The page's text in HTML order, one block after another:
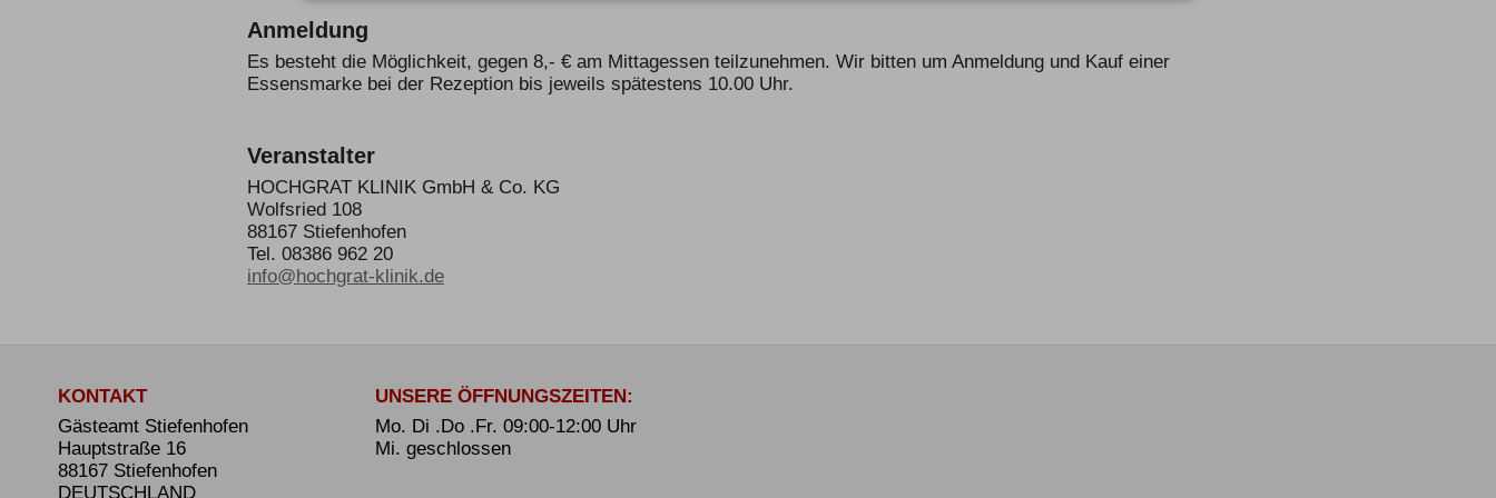
Anmeldung
Es besteht die Möglichkeit, gegen 8,- € am Mittagessen teilzunehmen. Wir bitten um Anmeldung und Kauf einer
Essensmarke bei der Rezeption bis jeweils spätestens 10.00 Uhr.
Veranstalter
HOCHGRAT KLINIK GmbH & Co. KG
Wolfsried 108
88167 Stiefenhofen
Tel. 08386 962 20
info@hochgrat-klinik.de
KONTAKT
Gästeamt Stiefenhofen
Hauptstraße 16
88167 Stiefenhofen
DEUTSCHLAND
UNSERE ÖFFNUNGSZEITEN:
Mo. Di .Do .Fr. 09:00-12:00 Uhr
Mi. geschlossen